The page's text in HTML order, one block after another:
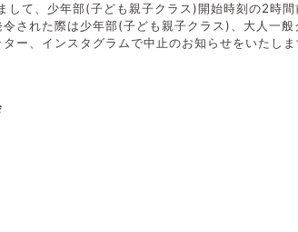
て、少年部(子ども親子クラス)開始時刻の2時間
された際は少年部(子ども親子クラス)、大人一
ー、インスタグラムで中止のお知らせをいたし